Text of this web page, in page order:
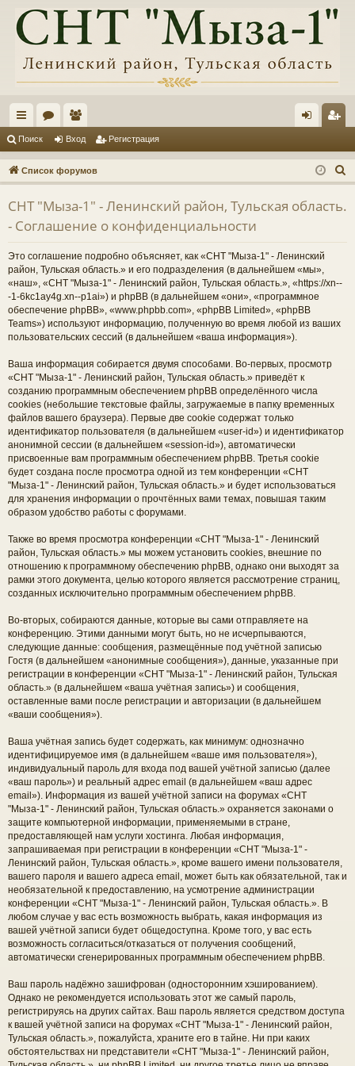
с
ы
лк
и
ум
ы
ол
ьз
ов
ат
ел
и
д ис
тр
ац
Поиск Вход Регистрация
Список форумов
о
СНТ "Мыза-1" - Ленинский район, Тульская область.
- Соглашение о конфиденциальности
Это соглашение подробно объясняет, как «СНТ "Мыза-1" - Ленинский
район, Тульская область.» и его подразделения (в дальнейшем «мы»,
«наш», «СНТ "Мыза-1" - Ленинский район, Тульская область.», «https://xn--
-1-6kc1ay4g.xn--p1ai») и phpBB (в дальнейшем «они», «программное
обеспечение phpBB», «www.phpbb.com», «phpBB Limited», «phpBB
Teams») используют информацию, полученную во время любой из ваших
пользовательских сессий (в дальнейшем «ваша информация»).
Ваша информация собирается двумя способами. Во-первых, просмотр
«СНТ "Мыза-1" - Ленинский район, Тульская область.» приведёт к
созданию программным обеспечением phpBB определённого числа
cookies (небольшие текстовые файлы, загружаемые в папку временных
файлов вашего браузера). Первые две cookie содержат только
идентификатор пользователя (в дальнейшем «user-id») и идентификатор
анонимной сессии (в дальнейшем «session-id»), автоматически
присвоенные вам программным обеспечением phpBB. Третья cookie
будет создана после просмотра одной из тем конференции «СНТ
"Мыза-1" - Ленинский район, Тульская область.» и будет использоваться
для хранения информации о прочтённых вами темах, повышая таким
образом удобство работы с форумами.
Также во время просмотра конференции «СНТ "Мыза-1" - Ленинский
район, Тульская область.» мы можем установить cookies, внешние по
отношению к программному обеспечению phpBB, однако они выходят за
рамки этого документа, целью которого является рассмотрение страниц,
созданных исключительно программным обеспечением phpBB.
Во-вторых, собираются данные, которые вы сами отправляете на
конференцию. Этими данными могут быть, но не исчерпываются,
следующие данные: сообщения, размещённые под учётной записью
Гостя (в дальнейшем «анонимные сообщения»), данные, указанные при
регистрации в конференции «СНТ "Мыза-1" - Ленинский район, Тульская
область.» (в дальнейшем «ваша учётная запись») и сообщения,
оставленные вами после регистрации и авторизации (в дальнейшем
«ваши сообщения»).
Ваша учётная запись будет содержать, как минимум: однозначно
идентифицируемое имя (в дальнейшем «ваше имя пользователя»),
индивидуальный пароль для входа под вашей учётной записью (далее
«ваш пароль») и реальный адрес email (в дальнейшем «ваш адрес
email»). Информация из вашей учётной записи на форумах «СНТ
"Мыза-1" - Ленинский район, Тульская область.» охраняется законами о
защите компьютерной информации, применяемыми в стране,
предоставляющей нам услуги хостинга. Любая информация,
запрашиваемая при регистрации в конференции «СНТ "Мыза-1" -
Ленинский район, Тульская область.», кроме вашего имени пользователя,
вашего пароля и вашего адреса email, может быть как обязательной, так и
необязательной к предоставлению, на усмотрение администрации
конференции «СНТ "Мыза-1" - Ленинский район, Тульская область.». В
любом случае у вас есть возможность выбрать, какая информация из
вашей учётной записи будет общедоступна. Кроме того, у вас есть
возможность согласиться/отказаться от получения сообщений,
автоматически сгенерированных программным обеспечением phpBB.
Ваш пароль надёжно зашифрован (односторонним хэшированием).
Однако не рекомендуется использовать этот же самый пароль,
регистрируясь на других сайтах. Ваш пароль является средством доступа
к вашей учётной записи на форумах «СНТ "Мыза-1" - Ленинский район,
Тульская область.», пожалуйста, храните его в тайне. Ни при каких
обстоятельствах ни представители «СНТ "Мыза-1" - Ленинский район,